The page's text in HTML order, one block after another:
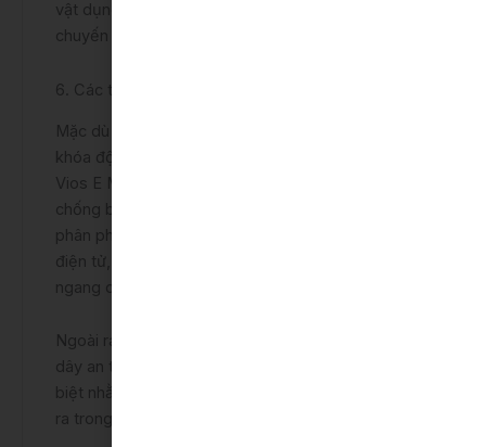
vật dụng dài, đa dạng loại hành lý cho những
chuyến đi xa.
6. Các trang bị an toàn
Mặc dù không có đèn báo phanh khẩn cấp, mã hóa
khóa động cơ hay cảm biến hỗ trợ đỗ xe nhưng
Vios E MT 2022 vẫn sở hữu hệ thống Hệ thống
chống bó cứng phanh, hỗ trợ lực phanh khẩn cấp,
phân phối lực phanh điện tử, hệ thống cân bằng
điện tử, kiểm soát lực kéo và hỗ trợ khởi hành
ngang dốc tiêu chuẩn của Toyota.
Ngoài ra, xe cũng có 2 túi khí cho hàng ghế trước,
dây an toàn 3 điểm 5 vị trí cùng ghế thiết kế đặc
biệt nhằm giảm thiểu các chấn thương có thể xảy
ra trong quá trình sử dụng.